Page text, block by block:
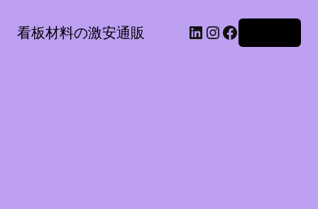
看板材料の激安通販 LinkedIn Instagram Facebook